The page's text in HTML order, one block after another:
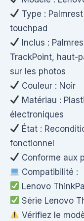
Type :
touchpad
Inclus :
TrackPoint, haut-
sur les photos
Couleur : Noir
Matériau :
électroniques
État :
fonctionnel
Conforme aux
Compatibilité :
Lenovo
Série Lenovo
Vérifiez le